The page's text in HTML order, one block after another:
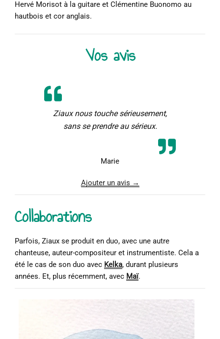
Hervé Morisot à la guitare et Clémentine Buonomo au
hautbois et cor anglais.
Vos avis
Ziaux nous touche sérieusement,
sans se prendre au sérieux.
Marie
Ajouter un avis →
Collaborations
Parfois, Ziaux se produit en duo, avec une autre
chanteuse, auteur-compositeur et instrumentiste. Cela a
été le cas de son duo avec Kelka, durant plusieurs
années. Et, plus récemment, avec Maï.